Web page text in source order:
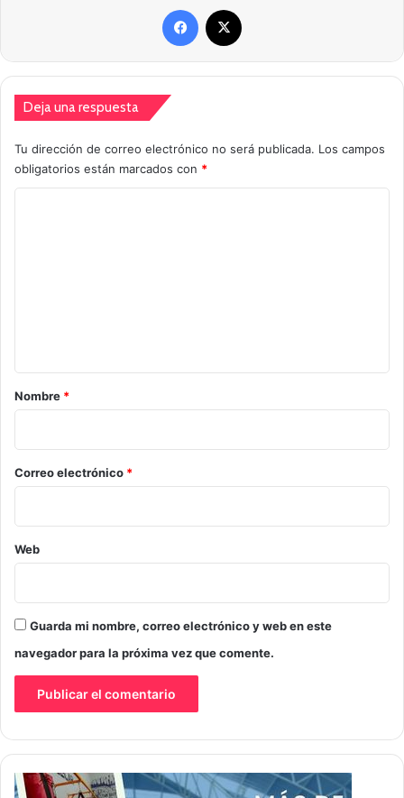
Facebook
Deja una respuesta
Tu dirección de correo electrónico no será publicada. Los campos
obligatorios están marcados con *
r
o
*
Nombre *
Correo electrónico *
Web
Guarda mi nombre, correo electrónico y web en este
navegador para la próxima vez que comente.